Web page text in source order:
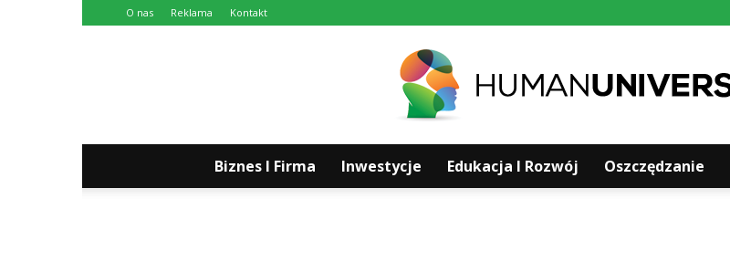
O nas Reklama Kontakt
Biznes I Firma Inwestycje Edukacja I Rozwój Oszczędzanie